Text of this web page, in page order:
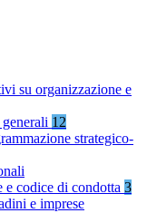
su organizzazione e
12
strategico-
codice di condotta 3
e imprese